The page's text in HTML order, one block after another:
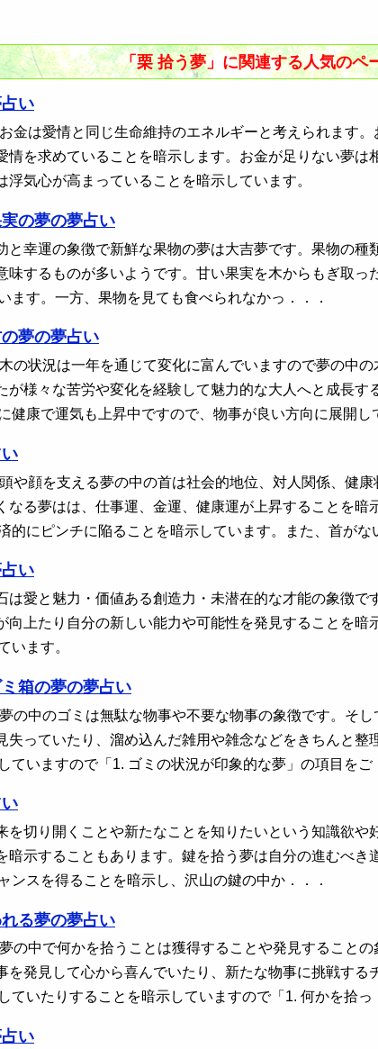
「栗 拾う夢」に関連する人気のペ
い
金は愛情と同じ生命維持のエネルギーと考えられます
情を求めていることを暗示します。お金が足りない夢は
浮気心が高まっていることを暗示しています。
の夢の夢占い
と幸運の象徴で新鮮な果物の夢は大吉夢です。果物の
味するものが多いようです。甘い果実を木からもぎ取
ます。一方、果物を見ても食べられなかっ．．．
夢の夢占い
の状況は一年を通じて変化に富んでいますので夢の中
が様々な苦労や変化を経験して魅力的な大人へと成長
健康で運気も上昇中ですので、物事が良い方向に展開し
や顔を支える夢の中の首は社会的地位、対人関係、健
なる夢はは、仕事運、金運、健康運が上昇することを
的にピンチに陥ることを暗示しています。また、首がな
い
は愛と魅力・価値ある創造力・未潜在的な才能の象徴
向上たり自分の新しい能力や可能性を発見することを
います。
箱の夢の夢占い
の中のゴミは無駄な物事や不要な物事の象徴です。そ
失っていたり、溜め込んだ雑用や雑念などをきちんと
ていますので「1. ゴミの状況が印象的な夢」の項目をご
を切り開くことや新たなことを知りたいという知識欲
暗示することもあります。鍵を拾う夢は自分の進むべ
ンスを得ることを暗示し、沢山の鍵の中か．．．
る夢の夢占い
の中で何かを拾うことは獲得することや発見すること
を発見して心から喜んでいたり、新たな物事に挑戦す
ていたりすることを暗示していますので「1. 何かを拾っ
い